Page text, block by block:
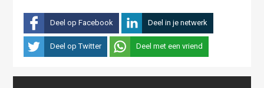
Deel op Facebook Deel in je netwerk
Deel op Twitter Deel met een vriend